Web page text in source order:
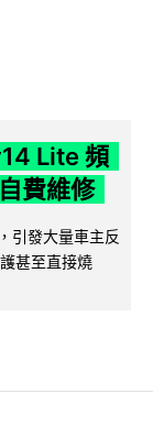
Lite 頻
費維修
引發大量車主反
甚至直接燒